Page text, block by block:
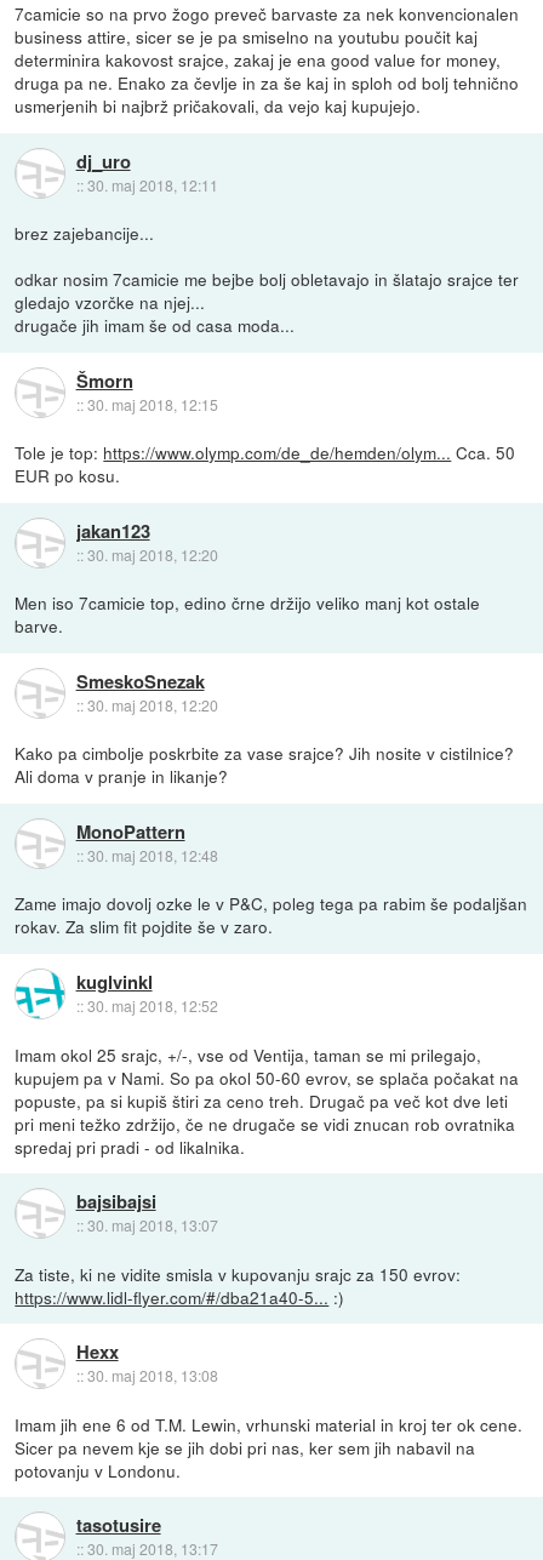
7camicie so na prvo žogo preveč barvaste za nek konvencionalen
business attire, sicer se je pa smiselno na youtubu poučit kaj
determinira kakovost srajce, zakaj je ena good value for money,
druga pa ne. Enako za čevlje in za še kaj in sploh od bolj tehnično
usmerjenih bi najbrž pričakovali, da vejo kaj kupujejo.
dj_uro
::30. maj 2018, 12:11
brez zajebancije...
odkar nosim 7camicie me bejbe bolj obletavajo in šlatajo srajce ter
gledajo vzorčke na njej...
drugače jih imam še od casa moda...
Šmorn
::30. maj 2018, 12:15
Tole je top: https://www.olymp.com/de_de/hemden/olym... Cca. 50
EUR po kosu.
jakan123
::30. maj 2018, 12:20
Men iso 7camicie top, edino črne držijo veliko manj kot ostale
barve.
SmeskoSnezak
::30. maj 2018, 12:20
Kako pa cimbolje poskrbite za vase srajce? Jih nosite v cistilnice?
Ali doma v pranje in likanje?
MonoPattern
::30. maj 2018, 12:48
Zame imajo dovolj ozke le v P&C, poleg tega pa rabim še podaljšan
rokav. Za slim fit pojdite še v zaro.
kuglvinkl
::30. maj 2018, 12:52
Imam okol 25 srajc, +/-, vse od Ventija, taman se mi prilegajo,
kupujem pa v Nami. So pa okol 50-60 evrov, se splača počakat na
popuste, pa si kupiš štiri za ceno treh. Drugač pa več kot dve leti
pri meni težko zdržijo, če ne drugače se vidi znucan rob ovratnika
spredaj pri pradi - od likalnika.
bajsibajsi
::30. maj 2018, 13:07
Za tiste, ki ne vidite smisla v kupovanju srajc za 150 evrov:
https://www.lidl-flyer.com/#/dba21a40-5... :)
Hexx
::30. maj 2018, 13:08
Imam jih ene 6 od T.M. Lewin, vrhunski material in kroj ter ok cene.
Sicer pa nevem kje se jih dobi pri nas, ker sem jih nabavil na
potovanju v Londonu.
tasotusire
::30. maj 2018, 13:17